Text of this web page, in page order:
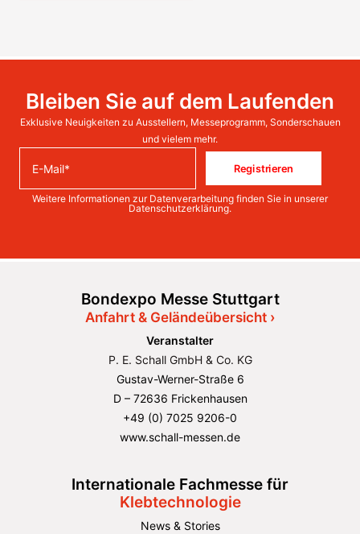
Bleiben Sie auf dem Laufenden
Exklusive Neuigkeiten zu Ausstellern, Messeprogramm, Sonderschauen
und vielem mehr.
Registrieren
Weitere Informationen zur Datenverarbeitung finden Sie in unserer
Datenschutzerklärung.
Bondexpo Messe Stuttgart
Anfahrt & Geländeübersicht ›
Veranstalter
P. E. Schall GmbH & Co. KG
Gustav-Werner-Straße 6
D – 72636 Frickenhausen
+49 (0) 7025 9206-0
www.schall-messen.de
Internationale Fachmesse für
Klebtechnologie
News & Stories